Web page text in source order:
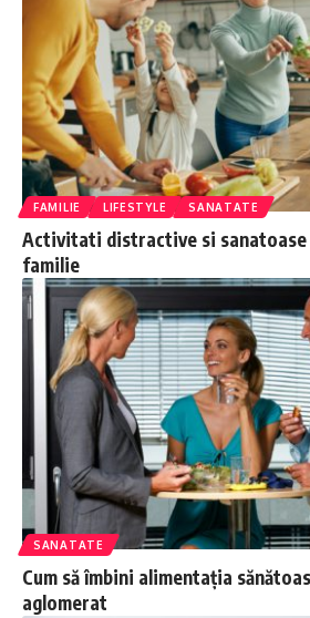
FAMILIE LIFESTYLE SANATATE
Activitati distractive si
familie
SANATATE
Cum să îmbini alimentația
aglomerat